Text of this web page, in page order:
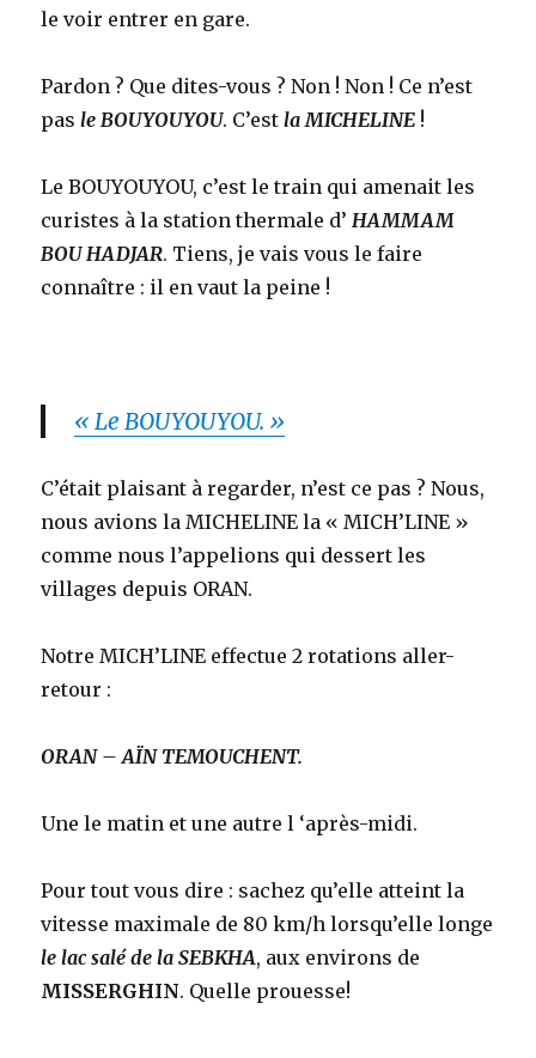
le voir entrer en gare.
Pardon ? Que dites-vous ? Non ! Non ! Ce n’est
pasle BOUYOUYOU. C’estla MICHELINE !
Le BOUYOUYOU, c’est le train qui amenait les
curistes à la station thermale d’HAMMAM
BOU HADJAR. Tiens, je vais vous le faire
connaître : il en vaut la peine !
« Le BOUYOUYOU. »
C’était plaisant à regarder, n’est ce pas ? Nous,
nous avions la MICHELINE la « MICH’LINE »
comme nous l’appelions qui dessert les
villages depuis ORAN.
Notre MICH’LINE effectue 2 rotations aller-
retour :
ORAN – AÏN TEMOUCHENT.
Une le matin et une autre l ‘après-midi.
Pour tout vous dire : sachez qu’elle atteint la
vitesse maximale de 80 km/h lorsqu’elle longe
le lac salé de la SEBKHA, aux environs de
MISSERGHIN. Quelle prouesse!